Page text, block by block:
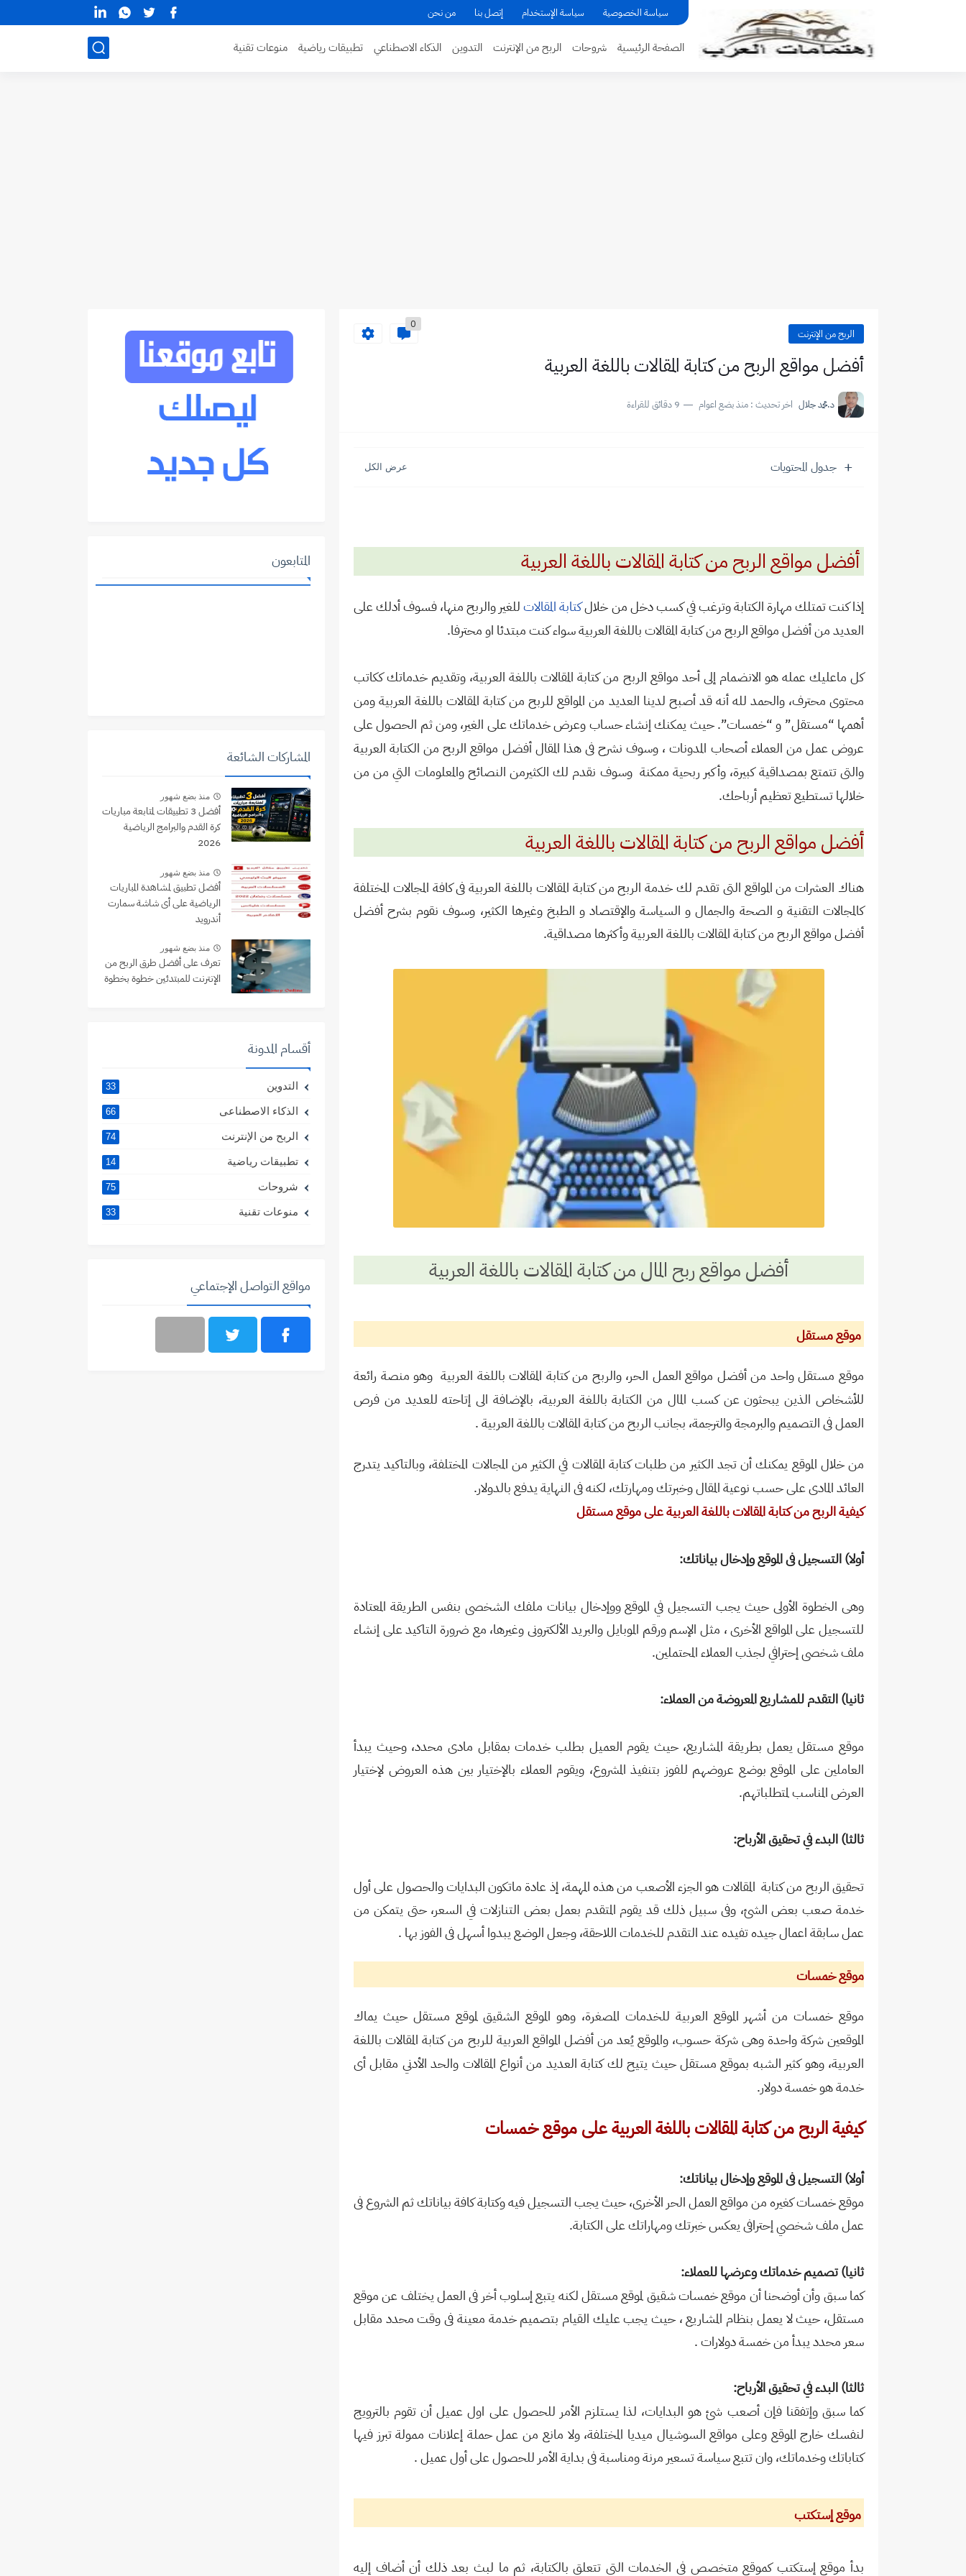
سياسة الخصوصية سياسة الإستخدام إتصل بنا من نحن
الصفحة الرئيسية شروحات الربح من الإنترنت التدوين الذكاء الاصطناعي تطبيقات رياضية منوعات تقنية
الربح من الإنترنت
0
أفضل مواقع الربح من كتابة المقالات باللغة العربية
د.محمد جلال اخر تحديث : منذ بضع اعوام 9 دقائق للقراءة
جدول المحتويات
أفضل مواقع الربح من كتابة المقالات باللغة العربية
إذا كنت تمتلك مهارة الكتابة وترغب في كسب دخل من خلالكتابة المقالاتللغير والربح منها، فسوف أدلك على
العديد من أفضل مواقع الربح من كتابة المقالات باللغة العربية سواء كنت مبتدئا او محترفا.
كل ماعليك عمله هو الانضمام إلى أحد مواقع الربح من كتابة المقالات باللغة العربية، وتقديم خدماتك ككاتب
محتوى محترف، والحمد لله أنه قد أصبح لدينا العديد من المواقع للربح من كتابة المقالات باللغة العربية ومن
أهمها “مستقل” و “خمسات”. حيث يمكنك إنشاء حساب وعرض خدماتك على الغير، ومن ثم الحصول على
عروض عمل من العملاء أصحاب المدونات ، وسوف نشرح فى هذا المقال أفضل مواقع الربح من الكتابة العربية
والتى تتمتع بمصداقية كبيرة، وأكبر ربحية ممكنة وسوف نقدم لك الكثيرمن النصائح والمعلومات التي من من
خلالها تستطيع تعظيم أرباحك.
أفضل مواقع الربح من كتابة المقالات باللغة العربية
هناك العشرات من المواقع التى تقدم لك خدمة الربح من كتابة المقالات باللغة العربية فى كافة المجالات المختلفة
كالمجالات التقنية و الصحة والجمال و السياسة والإقتصاد و الطبخ وغيرها الكثير، وسوف نقوم بشرح أفضل
أفضل مواقع الربح من كتابة المقالات باللغة العربية وأكثرها مصداقية.
أفضل مواقع ربح المال من كتابة المقالات باللغة العربية
موقع مستقل
موقع مستقلواحد من أفضل مواقع العمل الحر، والربح من كتابة المقالات باللغة العربية وهو منصة رائعة
للأشخاص الذين يبحثون عن كسب المال من الكتابة باللغة العربية، بالإضافة الى إتاحته للعديد من فرص
العمل فى التصميم والبرمجة والترجمة، بجانب الربح من كتابة المقالات باللغة العربية.
من خلال الموقع يمكنك أن تجد الكثير من طلبات كتابة المقالات في الكثير من المجالات المختلفة، وبالتاكيد يتدرج
العائد المادى على حسب نوعية المقال وخبرتك ومهارتك، لكنه فى النهاية يدفع بالدولار.
كيفية الربح من كتابة المقالات باللغة العربية على موقع مستقل
أولا) التسجيل فى الموقع وإدخال بياناتك:
وهى الخطوة الأولى حيث يجب التسجيل في الموقع ووإدخال بيانات ملفك الشخصى بنفس الطريقة المعتادة
للتسجيل على المواقع الأخرى ، مثل الإسم ورقم الموبايل والبريد الألكترونى وغيرها، مع ضرورة التاكيد على إنشاء
ملف شخصى إحترافي لجذب العملاء المحتملين.
ثانيا) التقدم للمشاريع المعروضة من العملاء:
موقع مستقل يعمل بطريقة المشاريع، حيث يقوم العميل بطلب خدمات بمقابل مادى محدد، وحيث يبدأ
العاملين على الموقع بوضع عروضهم للفوز بتنفيذ المشروع، ويقوم العملاء بالإختيار بين هذه العروض لإختيار
العرض المناسب لمتطلباتهم.
ثالثا) البدء في تحقيق الأرباح:
تحقيق الربح من كتابة المقالات هو الجزء الأصعب من هذه المهمة، إذ عادة ماتكون البدايات والحصول على أول
خدمة صعب بعض الشئ، وفى سبيل ذلك قد يقوم المتقدم بعمل بعض التنازلات في السعر، حتى يتمكن من
عمل سابقة اعمال جيده تفيده عند التقدم للخدمات اللاحقة، وجعل الوضع يبدوا أسهل فى الفوز بها .
موقع خمسات
موقع خمسات من أشهر الموقع العربية للخدمات المصغرة، وهو الموقع الشقيق لموقع مستقل حيث يماك
الموقعين شركة واحدة وهى شركة حسوب، والموقع يُعد من أفضل المواقع العربية للربح من كتابة المقالات باللغة
العربية، وهو كثير الشبه بموقع مستقل حيث يتيح لك كتابة العديد من أنواع المقالات والحد الأدني مقابل أى
خدمة هو خمسة دولار.
كيفية الربح من كتابة المقالات باللغة العربية على موقع خمسات
أولا) التسجيل فى الموقع وإدخال بياناتك:
موقع خمسات كغيره من مواقع العمل الحر الأخرى، حيث يجب التسجيل فيه وكتابة كافة بياناتك ثم الشروع فى
عمل ملف شخصي إحترافى يعكس خبرتك ومهاراتك على الكتابة.
ثانيا) تصميم خدماتك وعرضها للعملاء:
كما سبق وأن أوضحنا أن موقع خمسات شقيق لموقع مستقل لكنه يتبع إسلوب أخر فى العمل يختلف عن موقع
مستقل، حيث لا يعمل بنظام المشاريع ، حيث يجب عليك القيام بتصميم خدمة معينة فى وقت محدد مقابل
سعر محدد يبدأ من خمسة دولارات .
ثالثا) البدء في تحقيق الأرباح:
كما سبق وإتفقنا فإن أصعب شئ هو البدايات، لذا يستلزم الأمر للحصول على اول عميل أن تقوم بالترويج
لنفسك خارج الموقع وعلى مواقع السوشيال ميديا المختلفة، ولا مانع من عمل حملة إعلانات ممولة تبرز فيها
كتاباتك وخدماتك، وان تتبع سياسة تسعير مرنة ومناسبة فى بداية الأمر للحصول على أول عميل .
موقع إستكتب
بدأ موقع إستكتب كموقع متخصص فى الخدمات التى تتعلق بالكتابة، ثم ما لبث بعد ذلك أن أضاف إليه
المتابعون
المشاركات الشائعة
منذ بضع شهور
أفضل 3 تطبيقات لمتابعة مباريات
كرة القدم والبرامج الرياضية
2026
منذ بضع شهور
أفضل تطبيق لمشاهدة المباريات
الرياضية على أى شاشة سمارت
أندرويد
منذ بضع شهور
تعرف على أفضل طرق الربح من
الإنترنت للمبتدئين خطوة بخطوة
أقسام المدونة
التدوين 33
الذكاء الاصطناعى 66
الربح من الإنترنت 74
تطبيقات رياضية 14
شروحات 75
منوعات تقنية 33
مواقع التواصل الإجتماعي